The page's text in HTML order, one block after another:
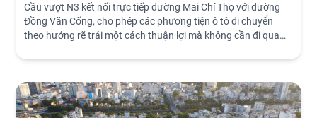
Cầu vượt N3 kết nối trực tiếp đường Mai Chí Thọ với đường
Đồng Văn Cống, cho phép các phương tiện ô tô di chuyển
theo hướng rẽ trái một cách thuận lợi mà không cần đi qua